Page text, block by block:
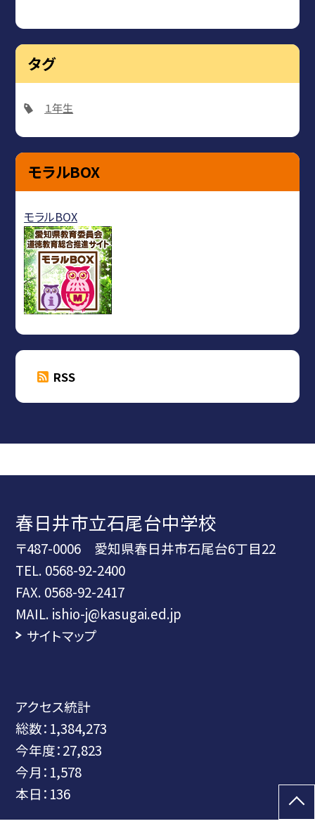
タグ
１年生
モラルBOX
モラルBOX
RSS
春日井市立石尾台中学校
〒487-0006 愛知県春日井市石尾台6丁目22
TEL. 0568-92-2400
FAX. 0568-92-2417
MAIL. ishio-j@kasugai.ed.jp
サイトマップ
アクセス統計
総数： 1,384,273
今年度：27,823
今月： 1,578
本日： 136